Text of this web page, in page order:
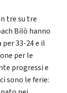
tre su tre
Bilò hanno
33-24 e il
per le
progressi e
sono le ferie: